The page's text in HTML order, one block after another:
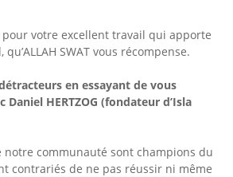
votre excellent travail qui apporte
SWAT vous récompense.
en essayant de vous
HERTZOG (fondateur d’Isla
communauté sont champions du
contrariés de ne pas réussir ni même